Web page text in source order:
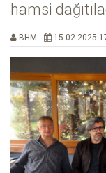
hamsi
BHM 15.02.2025